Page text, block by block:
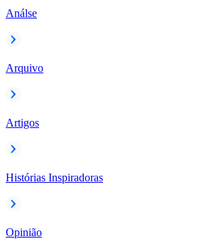
Análse
Arquivo
Artigos
Histórias Inspiradoras
Opinião